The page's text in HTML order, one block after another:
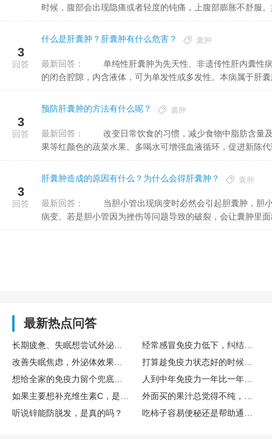
时候，腹部会出现隐痛或者轻度的钝痛，上腹部膨胀不舒服
3
回答
什么是肝囊肿？肝囊肿有什么危害？ 囊肿
最新回答：
的闭合腔隙，内含液体，可为单发性或多发性。本病属于肝
3
回答
预防肝囊肿的方法有什么呢？ 囊肿
最新回答：
果等红颜色的蔬菜水果。多喝水可增强血液循环，促进新陈
3
回答
肝囊肿造成的原因有什么？为什么会得肝囊肿？ 囊肿
最新回答：
病变。若是胆小管因为挫伤等问题导致的破裂，会让囊肿里
最新热点问答
听说锌能防脱发，是真的吗？